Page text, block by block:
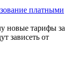
платными
новые тарифы за
зависеть от